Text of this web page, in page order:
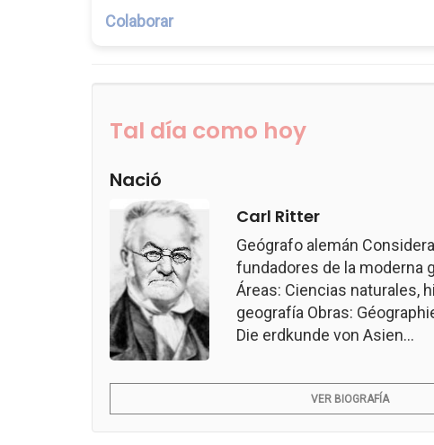
Colaborar
Tal día como hoy
Nació
Carl Ritter
Geógrafo alemán
fundadores de la moderna
Áreas: Ciencias naturales,
geografía Obras:
Die erdkunde von Asien...
VER BIOGRAFÍA